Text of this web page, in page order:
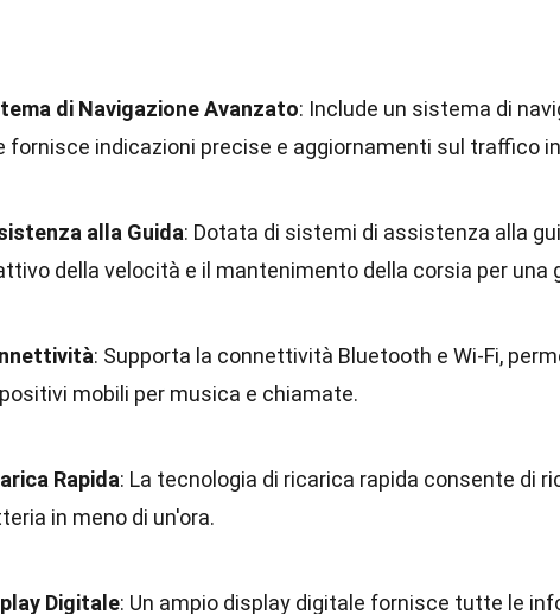
di Navigazione Avanzato: Include un sistema di
fornisce indicazioni precise e aggiornamenti sul traffico
alla Guida: Dotata di sistemi di assistenza alla
della velocità e il mantenimento della corsia per una
: Supporta la connettività Bluetooth e Wi-Fi,
mobili per musica e chiamate.
Rapida: La tecnologia di ricarica rapida consente di
in meno di un'ora.
Digitale: Un ampio display digitale fornisce tutte le